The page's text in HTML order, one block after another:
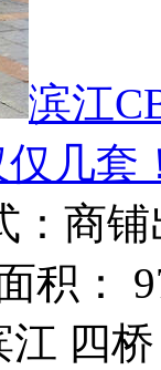
滨江
几套
商铺
积：
四